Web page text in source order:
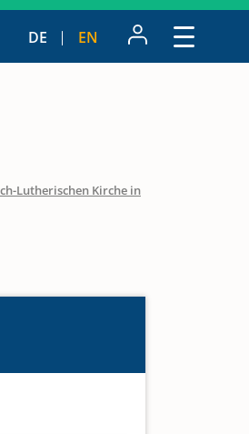
DE EN
Lutherischen Kirche in